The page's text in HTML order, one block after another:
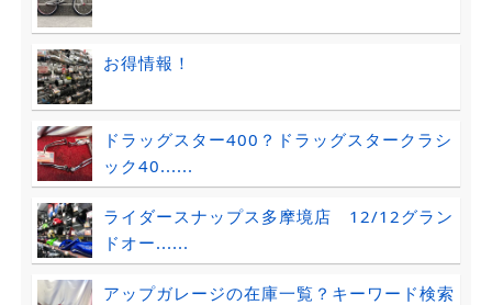
お得情報！
ドラッグスター400？ドラッグスタークラシ
ック40......
ライダースナップス多摩境店 12/12グラン
ドオー......
アップガレージの在庫一覧？キーワード検索